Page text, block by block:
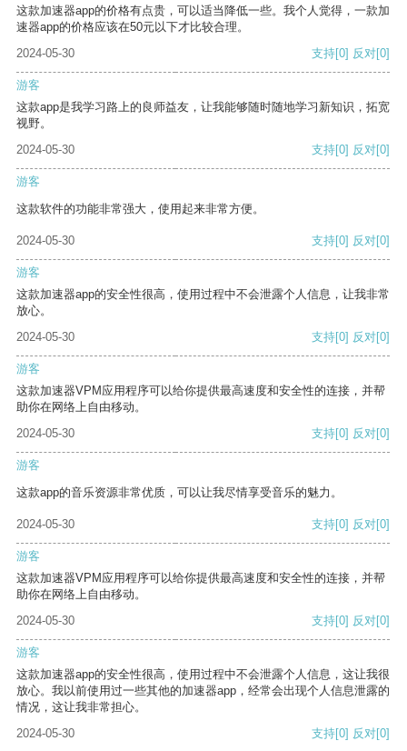
这款加速器app的价格有点贵，可以适当降低一些。我个人觉得，一款加
速器app的价格应该在50元以下才比较合理。
2024-05-30
支持[0] 反对[0]
游客
这款app是我学习路上的良师益友，让我能够随时随地学习新知识，拓宽
视野。
2024-05-30
支持[0] 反对[0]
游客
这款软件的功能非常强大，使用起来非常方便。
2024-05-30 支持[0] 反对[0]
游客
这款加速器app的安全性很高，使用过程中不会泄露个人信息，让我非常
放心。
2024-05-30
支持[0] 反对[0]
游客
这款加速器VPM应用程序可以给你提供最高速度和安全性的连接，并帮
助你在网络上自由移动。
2024-05-30
支持[0] 反对[0]
游客
这款app的音乐资源非常优质，可以让我尽情享受音乐的魅力。
2024-05-30 支持[0] 反对[0]
游客
这款加速器VPM应用程序可以给你提供最高速度和安全性的连接，并帮
助你在网络上自由移动。
2024-05-30
支持[0] 反对[0]
游客
这款加速器app的安全性很高，使用过程中不会泄露个人信息，这让我很
放心。我以前使用过一些其他的加速器app，经常会出现个人信息泄露的
情况，这让我非常担心。
2024-05-30
支持[0] 反对[0]